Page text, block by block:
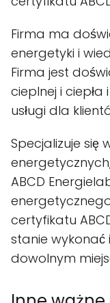
Firma ma
energetyki i
Firma jest
cieplnej i
usługi dla
Specjalizuje się
ABCD
certyfikatu
stanie wykonać
dowolnym